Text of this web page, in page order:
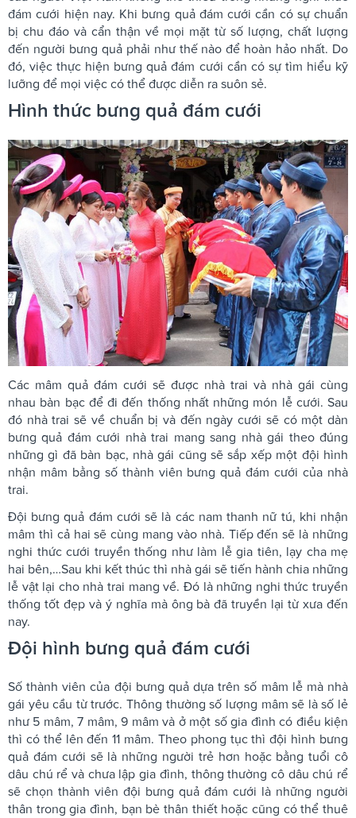
đám cưới hiện nay. Khi bưng quả đám cưới cần có sự chuẩn
bị chu đáo và cẩn thận về mọi mặt từ số lượng, chất lượng
đến người bưng quả phải như thế nào để hoàn hảo nhất. Do
đó, việc thực hiện bưng quả đám cưới cần có sự tìm hiểu kỹ
lưỡng để mọi việc có thể được diễn ra suôn sẻ.
Hình thức bưng quả đám cưới
Các mâm quả đám cưới sẽ được nhà trai và nhà gái cùng
nhau bàn bạc để đi đến thống nhất những món lễ cưới. Sau
đó nhà trai sẽ về chuẩn bị và đến ngày cưới sẽ có một dàn
bưng quả đám cưới nhà trai mang sang nhà gái theo đúng
những gì đã bàn bạc, nhà gái cũng sẽ sắp xếp một đội hình
nhận mâm bằng số thành viên bưng quả đám cưới của nhà
trai.
Đội bưng quả đám cưới sẽ là các nam thanh nữ tú, khi nhận
mâm thì cả hai sẽ cùng mang vào nhà. Tiếp đến sẽ là những
nghi thức cưới truyền thống như làm lễ gia tiên, lạy cha mẹ
hai bên,…Sau khi kết thúc thì nhà gái sẽ tiến hành chia những
lễ vật lại cho nhà trai mang về. Đó là những nghi thức truyền
thống tốt đẹp và ý nghĩa mà ông bà đã truyền lại từ xưa đến
nay.
Đội hình bưng quả đám cưới
Số thành viên của đội bưng quả dựa trên số mâm lễ mà nhà
gái yêu cầu từ trước. Thông thường số lượng mâm sẽ là số lẻ
như 5 mâm, 7 mâm, 9 mâm và ở một số gia đình có điều kiện
thì có thể lên đến 11 mâm. Theo phong tục thì đội hình bưng
quả đám cưới sẽ là những người trẻ hơn hoặc bằng tuổi cô
dâu chú rể và chưa lập gia đình, thông thường cô dâu chú rể
sẽ chọn thành viên đội bưng quả đám cưới là những người
thân trong gia đình, bạn bè thân thiết hoặc cũng có thể thuê